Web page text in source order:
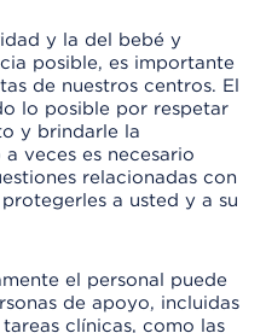
y la del bebé y
posible, es importante
de nuestros centros. El
lo posible por respetar
y brindarle la
veces es necesario
relacionadas con
a usted y a su
el personal puede
de apoyo, incluidas
clínicas, como las